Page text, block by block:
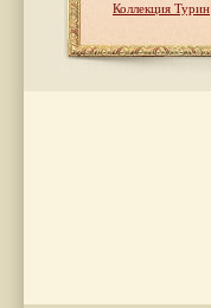
Коллекция Турин